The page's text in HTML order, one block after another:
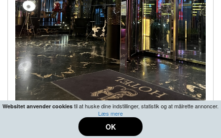
Websitet anvender cookies til at huske dine indstillinger, statistik og at målrette annoncer.
Læs mere
OK